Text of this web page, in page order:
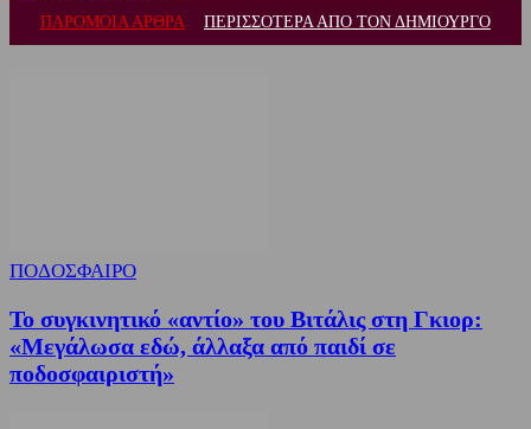
ΠΑΡΟΜΟΙΑ ΑΡΘΡΑ ΠΕΡΙΣΣΟΤΕΡΑ ΑΠΟ ΤΟΝ ΔΗΜΙΟΥΡΓΟ
ΠΟΔΟΣΦΑΙΡΟ
Το συγκινητικό «αντίο» του Βιτάλις στη Γκιορ:
«Μεγάλωσα εδώ, άλλαξα από παιδί σε
ποδοσφαιριστή»